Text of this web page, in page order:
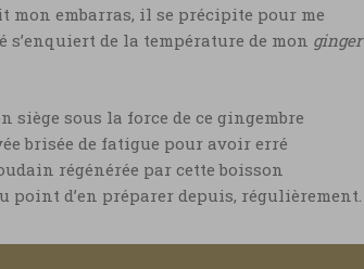
mon embarras, il se précipite pour me
de la température de mon ginger
siège sous la force de ce gingembre
brisée de fatigue pour avoir erré
régénérée par cette boisson
d’en préparer depuis, régulièrement.